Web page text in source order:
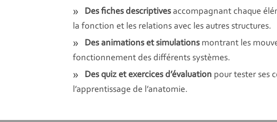
Des fiches descriptivesaccompagnant chaque
la fonction et les relations avec les autres structures.
Des animations et simulationsmontrant les
fonctionnement des différents systèmes.
Des quiz et exercices d’évaluation pour tester ses
l’apprentissage de l’anatomie.